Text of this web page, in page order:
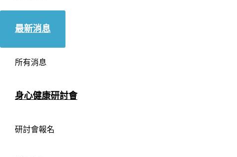
最新消息
所有消息
身心健康研討會
研討會報名